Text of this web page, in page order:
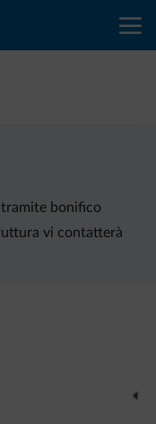
tramite bonifico
vi contatterà